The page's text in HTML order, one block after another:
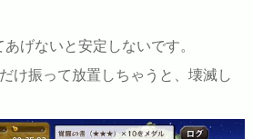
げないと安定しないです。
け振って放置しちゃうと、壊滅し